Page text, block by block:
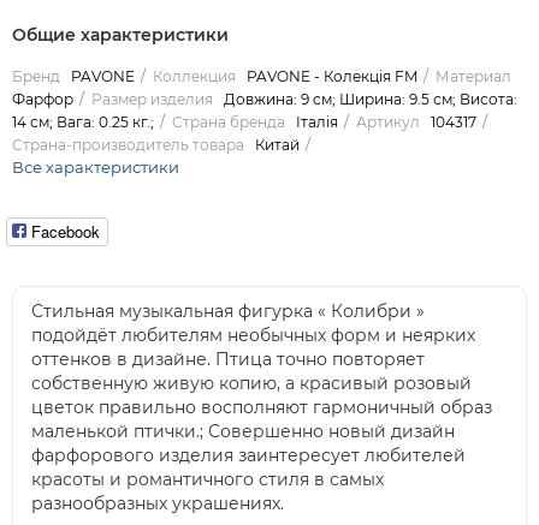
Общие характеристики
Бренд PAVONE Коллекция PAVONE - Колекція FM
Материал
Фарфор
Размер изделия
Довжина: 9 см; Ширина: 9.5 см; Висота:
14 см; Вага: 0.25 кг.;
Страна бренда Італія Артикул
104317
Страна-производитель товара
Китай
Все характеристики
Facebook
Стильная музыкальная фигурка « Колибри »
подойдёт любителям необычных форм и неярких
оттенков в дизайне. Птица точно повторяет
собственную живую копию, а красивый розовый
цветок правильно восполняют гармоничный образ
маленькой птички.; Совершенно новый дизайн
фарфорового изделия заинтересует любителей
красоты и романтичного стиля в самых
разнообразных украшениях.